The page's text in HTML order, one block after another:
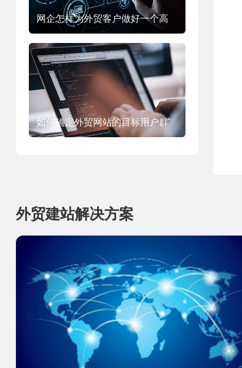
网企怎样为外贸客户做好一个高
端外贸企业官网？
如何确定外贸网站的目标用户群
外贸建站解决方案